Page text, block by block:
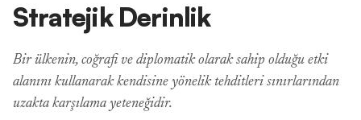
Stratejik Derinlik
Bir ülkenin, coğrafi ve diplomatik olarak sahip olduğu etki
alanını kullanarak kendisine yönelik tehditleri sınırlarından
uzakta karşılama yeteneğidir.